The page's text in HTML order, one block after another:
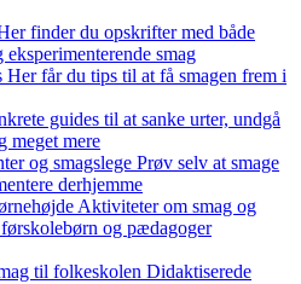
finder du opskrifter med både
eksperimenterende smag
Her får du tips til at få smagen frem i
guides til at sanke urter, undgå
meget mere
og smagslege Prøv selv at smage
derhjemme
Aktiviteter om smag og
og pædagoger
til folkeskolen Didaktiserede